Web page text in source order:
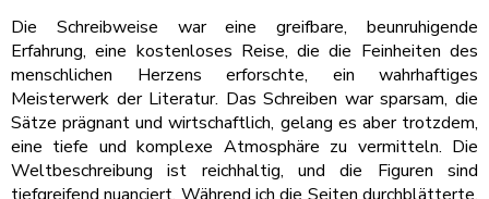
Die Schreibweise war eine greifbare, beunruhigende
Erfahrung, eine kostenloses Reise, die die Feinheiten des
menschlichen Herzens erforschte, ein wahrhaftiges
Meisterwerk der Literatur. Das Schreiben war sparsam, die
Sätze prägnant und wirtschaftlich, gelang es aber trotzdem,
eine tiefe und komplexe Atmosphäre zu vermitteln. Die
Weltbeschreibung ist reichhaltig, und die Figuren sind